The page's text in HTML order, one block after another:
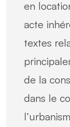
en
acte
textes
de la
dans le